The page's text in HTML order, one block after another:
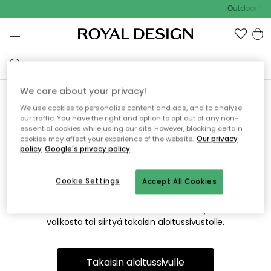
Outdoor
Emme valitettavasti löydä
etsimääsi sivua
Tämä voi johtua siitä, että sivua ei enää ole tai siitä, että se
on siirretty muualle. Pahoittelemme tästä mahdollisesti
valikosta tai siirtyä takaisin aloitussivustolle.
Takaisin aloitussivulle
We care about your privacy!
We use cookies to personalize content and ads, and to analyze
our traffic. You have the right and option to opt out of any non-
essential cookies while using our site. However, blocking certain
cookies may affect your experience of the website. Our privacy
policy Google's privacy policy
Accept All Cookies
Cookie Settings